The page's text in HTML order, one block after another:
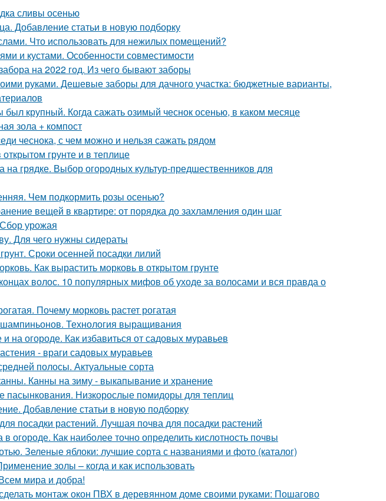
сливы осенью
Добавление статьи в новую подборку
Что использовать для нежилых помещений?
и кустами. Особенности совместимости
на 2022 год. Из чего бывают заборы
руками. Дешевые заборы для дачного участка: бюджетные варианты,
был крупный. Когда сажать озимый чеснок осенью, в каком месяце
зола + компост
чеснока, с чем можно и нельзя сажать рядом
грунте и в теплице
на грядке. Выбор огородных культур-предшественников для
Чем подкормить розы осенью?
вещей в квартире: от порядка до захламления один шаг
урожая
Для чего нужны сидераты
Сроки осенней посадки лилий
Как вырастить морковь в открытом грунте
волос. 10 популярных мифов об уходе за волосами и вся правда о
Почему морковь растет рогатая
Технология выращивания
на огороде. Как избавиться от садовых муравьев
- враги садовых муравьев
полосы. Актуальные сорта
Канны на зиму - выкапывание и хранение
пасынкования. Низкорослые помидоры для теплиц
Добавление статьи в новую подборку
посадки растений. Лучшая почва для посадки растений
огороде. Как наиболее точно определить кислотность почвы
Зеленые яблоки: лучшие сорта с названиями и фото (каталог)
золы – когда и как использовать
мира и добра!
монтаж окон ПВХ в деревянном доме своими руками: Пошагово